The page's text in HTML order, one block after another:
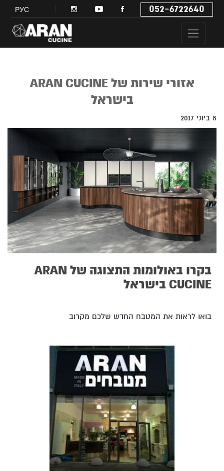
РУС 052-6722640
אזורי שירות של ARAN CUCINE
בישראל
8 ביוני 2017
בקרו באולומות התצוגה של ARAN
CUCINE בישראל
בואו לראות את המטבח החדש שלכם מקרוב